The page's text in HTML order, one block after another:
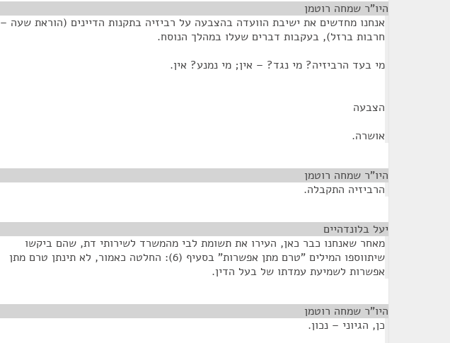
היו"ר שמחה רוטמן
אנחנו מחדשים את ישיבת הוועדה בהצבעה על רביזיה בתקנות הדיינים (הוראת שעה –
חרבות ברזל), בעקבות דברים שעלו במהלך הנוסח.
מי בעד הרביזיה? מי נגד? – אין; מי נמנע? אין.
הצבעה
אושרה.
היו"ר שמחה רוטמן
הרביזיה התקבלה.
יעל בלונדהיים
מאחר שאנחנו כבר כאן, העירו את תשומת לבי מהמשרד לשירותי דת, שהם ביקשו
שיתווספו המילים "טרם מתן אפשרות" בסעיף (6): החלטה כאמור, לא תינתן טרם מתן
אפשרות לשמיעת עמדתו של בעל הדין.
היו"ר שמחה רוטמן
כן, הגיוני – נכון.